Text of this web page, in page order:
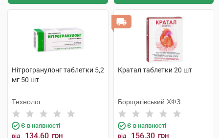
Нітрогранулонг таблетки 5,2
мг 50 шт
Технолог
Є в наявності
від 134.60 грн
Кратал таблетки 20 шт
Борщагівський ХФЗ
Є в наявності
від 156.30 грн